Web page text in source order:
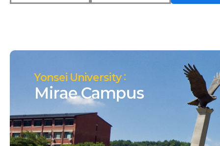
미래캠퍼스 소개
Yonsei University :
Mirae Campus